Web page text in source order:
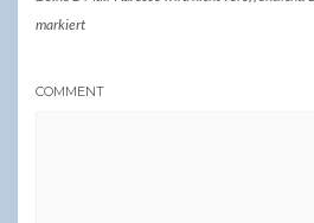
markiert
COMMENT